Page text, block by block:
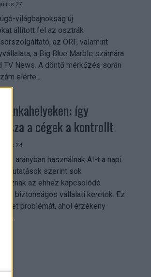
27.
világbajnokság új
állított fel az osztrák
az ORF, valamint
a Big Blue Marble számára
TV News. A döntő mérkőzés során
elérte...
munkahelyeken: így
a cégek a kontrollt
július 24.
arányban használnak AI-t a napi
kutatások szerint sok
az ehhez kapcsolódó
és biztonságos vállalati keretek. Ez
problémát, ahol érzékeny